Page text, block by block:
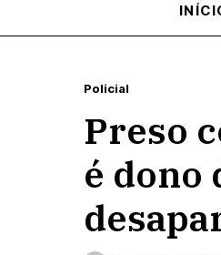
Policial
Preso
é dono